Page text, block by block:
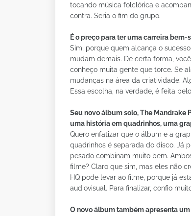
tocando música folclórica e
contra. Seria o fim do grupo.
É o preço para ter uma carreira bem-
Sim, porque quem alcança o
mudam demais. De certa forma,
conheço muita gente que torce. Se
mudanças na área da criatividade.
Essa escolha, na verdade, é feita
Seu novo álbum solo, The
uma história em quadrinhos, uma
Quero enfatizar que o álbum e a
quadrinhos é separada do disco. Já
pesado combinam muito bem.
filme? Claro que sim, mas eles não
HQ pode levar ao filme, porque já
audiovisual. Para finalizar, confio
O novo álbum também apresenta